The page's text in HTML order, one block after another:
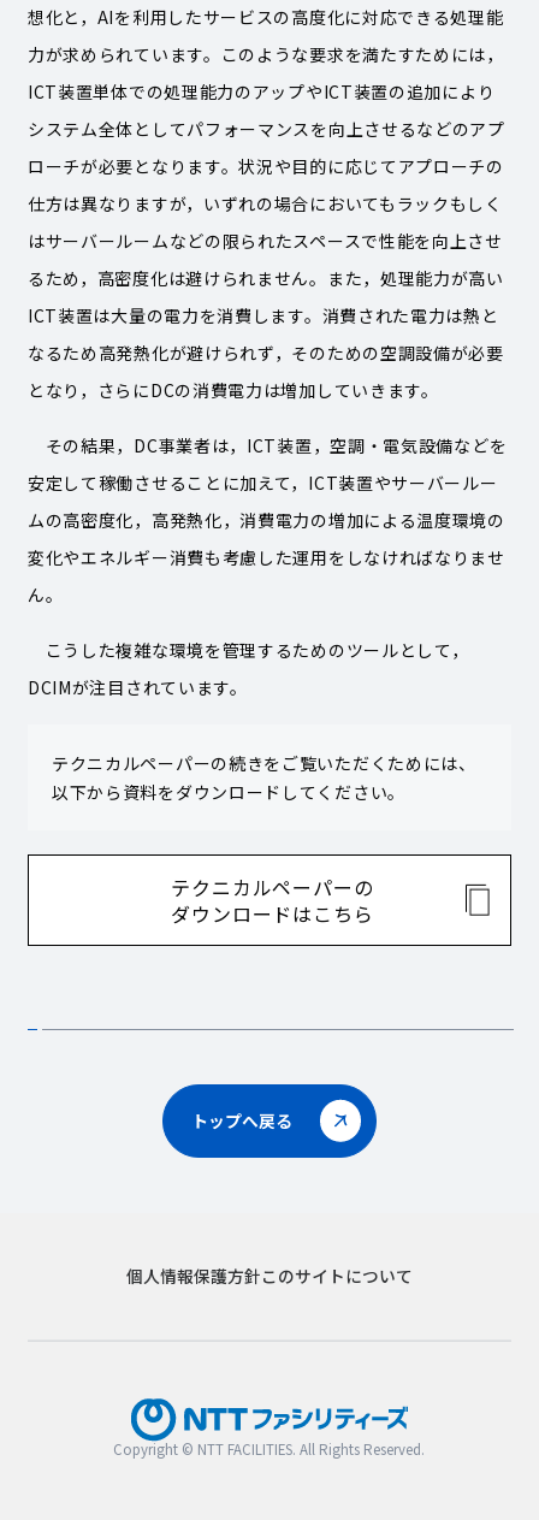
想化と，AIを利用したサービスの高度化に対応できる処理能
力が求められています。このような要求を満たすためには，
ICT装置単体での処理能力のアップやICT装置の追加により
システム全体としてパフォーマンスを向上させるなどのアプ
ローチが必要となります。状況や目的に応じてアプローチの
仕方は異なりますが，いずれの場合においてもラックもしく
はサーバールームなどの限られたスペースで性能を向上させ
るため，高密度化は避けられません。また，処理能力が高い
ICT装置は大量の電力を消費します。消費された電力は熱と
なるため高発熱化が避けられず，そのための空調設備が必要
となり，さらにDCの消費電力は増加していきます。
その結果，DC事業者は，ICT装置，空調・電気設備などを
安定して稼働させることに加えて，ICT装置やサーバールー
ムの高密度化，高発熱化，消費電力の増加による温度環境の
変化やエネルギー消費も考慮した運用をしなければなりませ
ん。
こうした複雑な環境を管理するためのツールとして，
DCIMが注目されています。
テクニカルペーパーの続きをご覧いただくためには、
以下から資料をダウンロードしてください。
テクニカルペーパーの
ダウンロードはこちら
トップへ戻る
個人情報保護方針このサイトについて
Copyright © NTT FACILITIES. All Rights Reserved.